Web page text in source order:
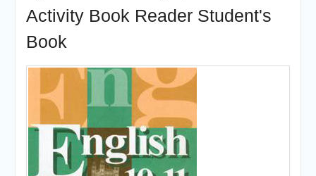
Activity Book Reader Student's
Book